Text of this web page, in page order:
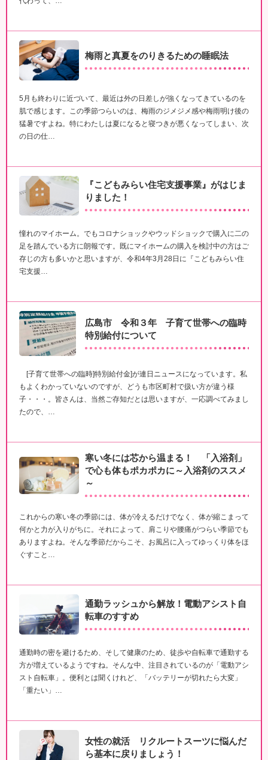
梅雨と真夏をのりきるための睡眠法
5月も終わりに近づいて、最近は外の日差しが強くなってきているのを
肌で感じます。この季節つらいのは、梅雨のジメジメ感や梅雨明け後の
猛暑ですよね。特にわたしは夏になると寝つきが悪くなってしまい、次
の日の仕…
『こどもみらい住宅支援事業』がはじま
りました！
憧れのマイホーム。でもコロナショックやウッドショックで購入に二の
足を踏んでいる方に朗報です。既にマイホームの購入を検討中の方はご
存じの方も多いかと思いますが、令和4年3月28日に『こどもみらい住
宅支援…
広島市 令和３年 子育て世帯への臨時
特別給付について
[子育て世帯への臨時]特別給付金]が連日ニュースになっています。私
もよくわかっていないのですが、どうも市区町村で扱い方が違う様
子・・・。皆さんは、当然ご存知だとは思いますが、一応調べてみまし
たので、…
寒い冬には芯から温まる！ 「入浴剤」
で心も体もポカポカに～入浴剤のススメ
～
これからの寒い冬の季節には、体が冷えるだけでなく、体が縮こまって
何かと力が入りがちに。それによって、肩こりや腰痛がつらい季節でも
ありますよね。そんな季節だからこそ、お風呂に入ってゆっくり体をほ
ぐすこと…
通勤ラッシュから解放！電動アシスト自
転車のすすめ
通勤時の密を避けるため、そして健康のため、徒歩や自転車で通勤する
方が増えているようですね。そんな中、注目されているのが「電動アシ
スト自転車」。便利とは聞くけれど、「バッテリーが切れたら大変」
「重たい」…
女性の就活 リクルートスーツに悩んだ
ら基本に戻りましょう！